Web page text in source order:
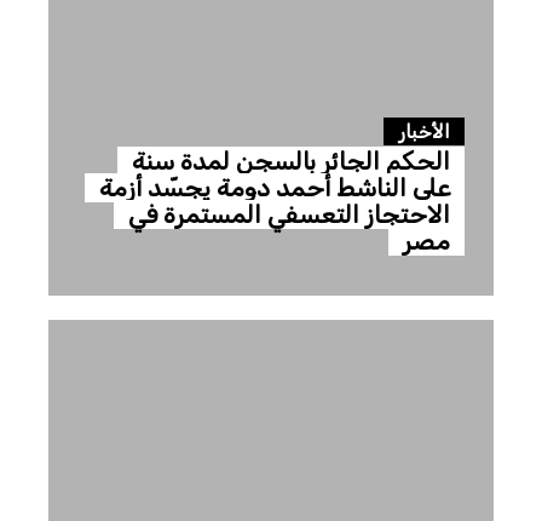
الأخبار
الحكم الجائر بالسجن لمدة سنة
على الناشط أحمد دومة يجسّد أزمة
الاحتجاز التعسفي المستمرة في
مصر